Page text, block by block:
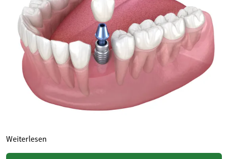
Weiterlesen